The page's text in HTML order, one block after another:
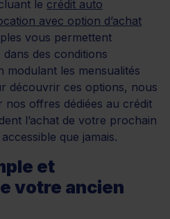
le crédit auto
avec option d’achat
vous permettent
des conditions
modulant les mensualités
découvrir ces options, nous
offres dédiées au crédit
l’achat de votre prochain
que jamais.
et
votre ancien